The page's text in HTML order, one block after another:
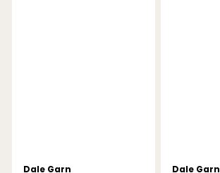
Dale Garn Dale Garn